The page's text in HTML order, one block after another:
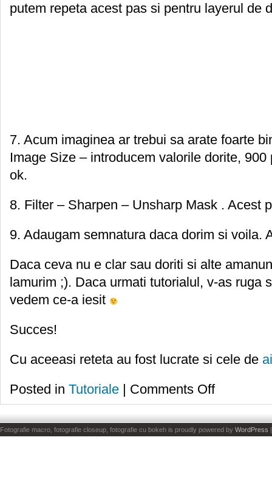
putem repeta acest pas si pentru layerul de
7. Acum imaginea ar trebui sa arate foarte
Image Size – introducem valorile dorite,
ok.
8. Filter – Sharpen – Unsharp Mask . Acest
9. Adaugam semnatura daca dorim si voila.
Daca ceva nu e clar sau doriti si alte
lamurim ;). Daca urmati tutorialul, v-as ruga
vedem ce-a iesit
Succes!
Cu aceeasi reteta au fost lucrate si cele de
Posted in Tutoriale | Comments Offon
promis
Fotografie macro, fotografie closeup, fotografie cu bokeh is proudly powered by WordPress